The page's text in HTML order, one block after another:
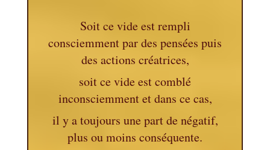
Soit ce vide est rempli
consciemment par des pensées puis
des actions créatrices,
soit ce vide est comblé
inconsciemment et dans ce cas,
il y a toujours une part de négatif,
plus ou moins conséquente.